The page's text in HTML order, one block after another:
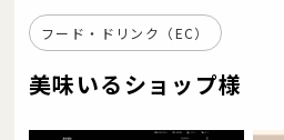
フード・ドリンク（EC）
美味いるショップ様